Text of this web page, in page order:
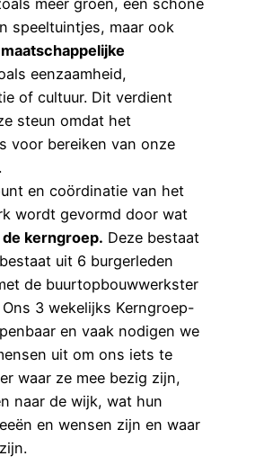
meer groen, een schone
speeltuintjes, maar ook
eenzaamheid,
of cultuur. Dit verdient
steun omdat het
voor bereiken van onze
en coördinatie van het
wordt gevormd door wat
de kerngroep. Deze bestaat
uit 6 burgerleden
de buurtopbouwwerkster
3 wekelijks Kerngroep-
en vaak nodigen we
uit om ons iets te
waar ze mee bezig zijn,
naar de wijk, wat hun
en wensen zijn en waar